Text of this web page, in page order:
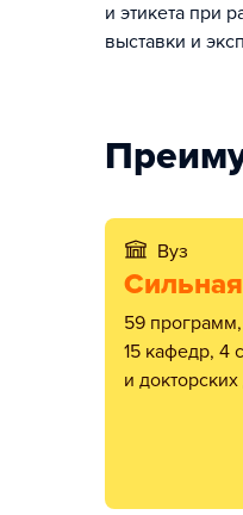
и этикета при
выставки и
Вуз
59 программ, 11 специальностей аспирантуры,
15 кафедр, 4
и